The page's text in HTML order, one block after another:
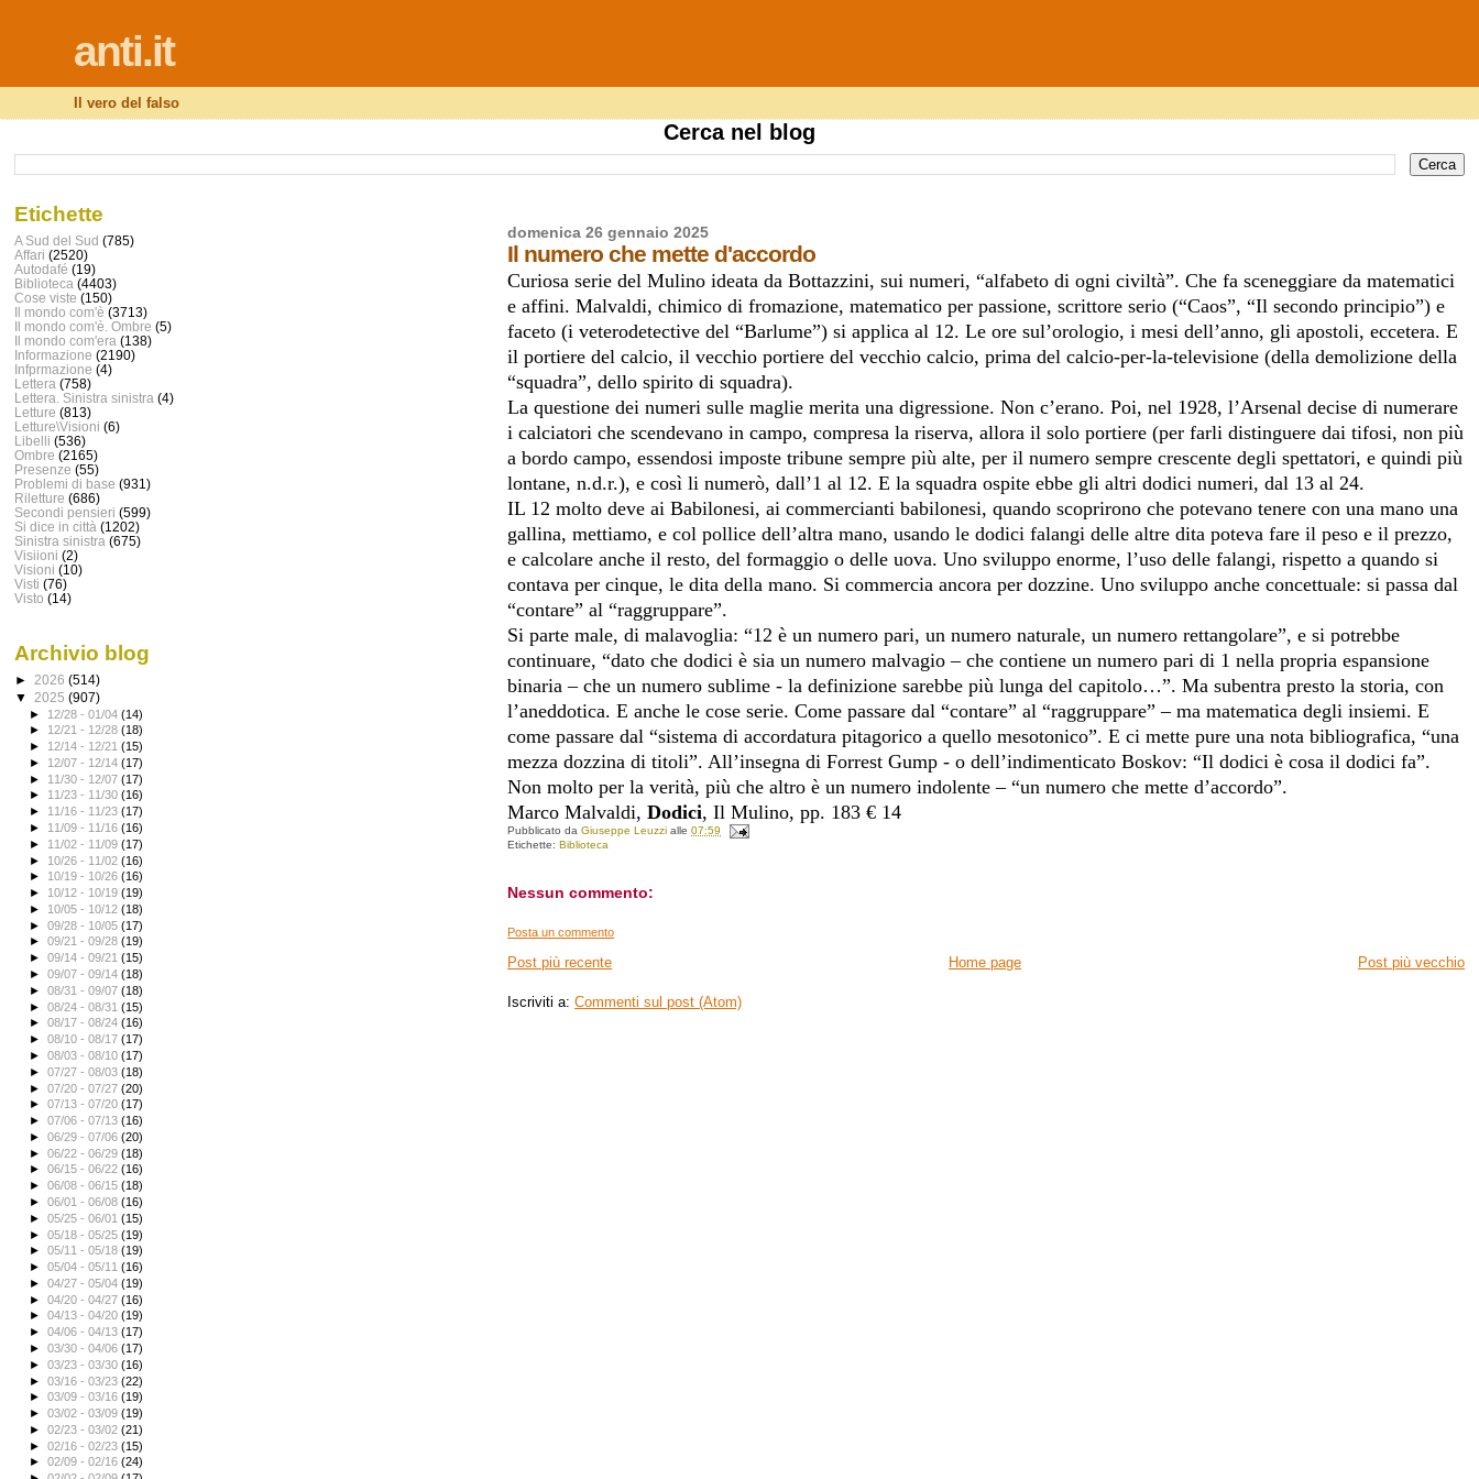
anti.it
Il vero del falso
Cerca nel blog
domenica 26 gennaio 2025
Il numero che mette d'accordo
Curiosa serie del Mulino ideata da Bottazzini, sui numeri, “alfabeto di ogni civiltà”. Che fa sceneggiare da matematici
e affini. Malvaldi, chimico di fromazione, matematico per passione, scrittore serio (“Caos”, “Il secondo principio”) e
faceto (i veterodetective del “Barlume”) si applica al 12. Le ore sul’orologio, i mesi dell’anno, gli apostoli, eccetera. E
il portiere del calcio, il vecchio portiere del vecchio calcio, prima del calcio-per-la-televisione (della demolizione della
“squadra”, dello spirito di squadra).
La questione dei numeri sulle maglie merita una digressione. Non c’erano. Poi, nel 1928, l’Arsenal decise di numerare
i calciatori che scendevano in campo, compresa la riserva, allora il solo portiere (per farli distinguere dai tifosi, non più
a bordo campo, essendosi imposte tribune sempre più alte, per il numero sempre crescente degli spettatori, e quindi più
lontane, n.d.r.), e così li numerò, dall’1 al 12. E la squadra ospite ebbe gli altri dodici numeri, dal 13 al 24.
IL 12 molto deve ai Babilonesi, ai commercianti babilonesi, quando scoprirono che potevano tenere con una mano una
gallina, mettiamo, e col pollice dell’altra mano, usando le dodici falangi delle altre dita poteva fare il peso e il prezzo,
e calcolare anche il resto, del formaggio o delle uova. Uno sviluppo enorme, l’uso delle falangi, rispetto a quando si
contava per cinque, le dita della mano. Si commercia ancora per dozzine. Uno sviluppo anche concettuale: si passa dal
“contare” al “raggruppare”.
Si parte male, di malavoglia: “12 è un numero pari, un numero naturale, un numero rettangolare”, e si potrebbe
continuare, “dato che dodici è sia un numero malvagio – che contiene un numero pari di 1 nella propria espansione
binaria – che un numero sublime - la definizione sarebbe più lunga del capitolo…”. Ma subentra presto la storia, con
l’aneddotica. E anche le cose serie. Come passare dal “contare” al “raggruppare” – ma matematica degli insiemi. E
come passare dal “sistema di accordatura pitagorico a quello mesotonico”. E ci mette pure una nota bibliografica, “una
mezza dozzina di titoli”. All’insegna di Forrest Gump - o dell’indimenticato Boskov: “Il dodici è cosa il dodici fa”.
Non molto per la verità, più che altro è un numero indolente – “un numero che mette d’accordo”.
Marco Malvaldi,Dodici, Il Mulino, pp. 183 € 14
Pubblicato daGiuseppe Leuzzi alle07:59
Etichette:Biblioteca
Nessun commento:
Posta un commento
Post più recente Post più vecchio
Home page
Iscriviti a:Commenti sul post (Atom)
Etichette
A Sud del Sud (785)
Affari (2520)
Autodafé (19)
Biblioteca (4403)
Cose viste (150)
Il mondo com'è (3713)
Il mondo com'è. Ombre (5)
Il mondo com'era (138)
Informazione (2190)
Infprmazione (4)
Lettera (758)
Lettera. Sinistra sinistra (4)
Letture (813)
Letture\Visioni (6)
Libelli (536)
Ombre (2165)
Presenze (55)
Problemi di base (931)
Riletture (686)
Secondi pensieri (599)
Si dice in città (1202)
Sinistra sinistra (675)
Visiioni (2)
Visioni (10)
Visti (76)
Visto (14)
Archivio blog
► 2026 (514)
▼ 2025 (907)
► 12/28 - 01/04(14)
► 12/21 - 12/28(18)
► 12/14 - 12/21(15)
► 12/07 - 12/14(17)
► 11/30 - 12/07(17)
► 11/23 - 11/30(16)
► 11/16 - 11/23(17)
► 11/09 - 11/16(16)
► 11/02 - 11/09(17)
► 10/26 - 11/02(16)
► 10/19 - 10/26(16)
► 10/12 - 10/19(19)
► 10/05 - 10/12(18)
►09/28 - 10/05(17)
►09/21 - 09/28(19)
►09/14 - 09/21(15)
►09/07 - 09/14(18)
►08/31 - 09/07(18)
►08/24 - 08/31(15)
►08/17 - 08/24(16)
►08/10 - 08/17(17)
►08/03 - 08/10(17)
►07/27 - 08/03(18)
►07/20 - 07/27(20)
►07/13 - 07/20(17)
►07/06 - 07/13(16)
►06/29 - 07/06(20)
►06/22 - 06/29(18)
►06/15 - 06/22(16)
►06/08 - 06/15(18)
►06/01 - 06/08(16)
►05/25 - 06/01(15)
►05/18 - 05/25(19)
►05/11 - 05/18(19)
►05/04 - 05/11(16)
►04/27 - 05/04(19)
►04/20 - 04/27(16)
►04/13 - 04/20(19)
►04/06 - 04/13(17)
►03/30 - 04/06(17)
►03/23 - 03/30(16)
►03/16 - 03/23(22)
►03/09 - 03/16(19)
►03/02 - 03/09(19)
►02/23 - 03/02(21)
►02/16 - 02/23(15)
►02/09 - 02/16(24)